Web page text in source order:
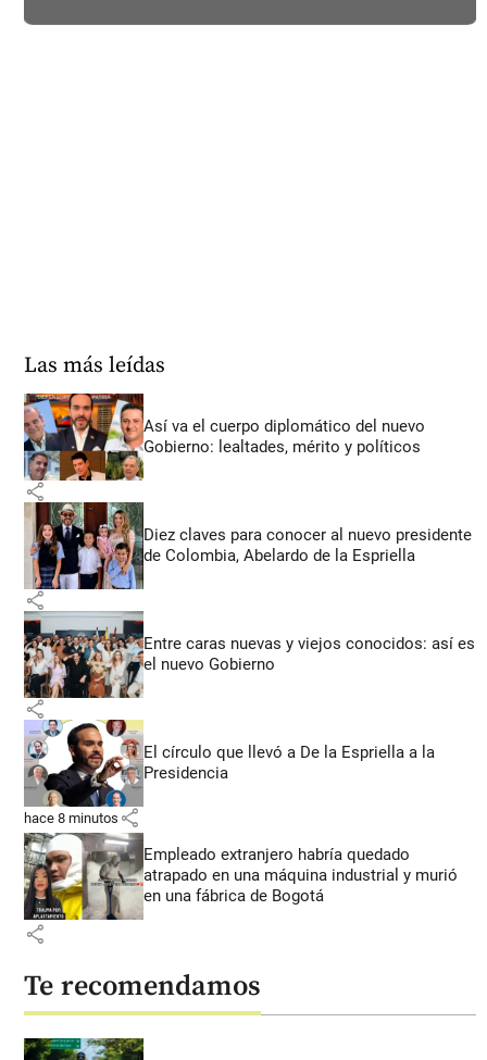
Las más leídas
Así va el cuerpo diplomático del nuevo
Gobierno: lealtades, mérito y políticos
share
Diez claves para conocer al nuevo presidente
de Colombia, Abelardo de la Espriella
share
Entre caras nuevas y viejos conocidos: así es
el nuevo Gobierno
share
El círculo que llevó a De la Espriella a la
Presidencia
hace 8 minutos share
Empleado extranjero habría quedado
atrapado en una máquina industrial y murió
en una fábrica de Bogotá
share
Te recomendamos